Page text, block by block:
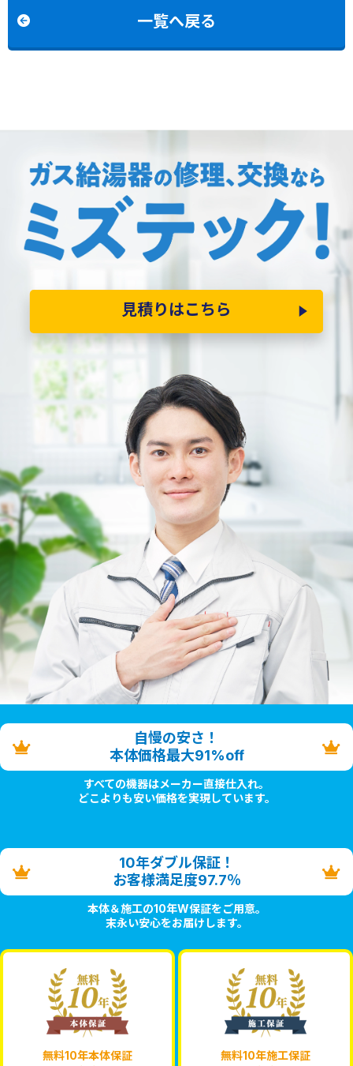
一覧へ戻る
見積りはこちら
自慢の安さ！
本体価格最大91%off
すべての機器はメーカー直接仕入れ。
どこよりも安い価格を実現しています。
10年ダブル保証！
お客様満足度97.7％
本体＆施工の10年W保証をご用意。
末永い安心をお届けします。
無料10年本体保証 無料10年施工保証